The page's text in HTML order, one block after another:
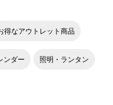
っ手付きのマグカップ
得なアウトレット商品
ンダー 照明・ランタン